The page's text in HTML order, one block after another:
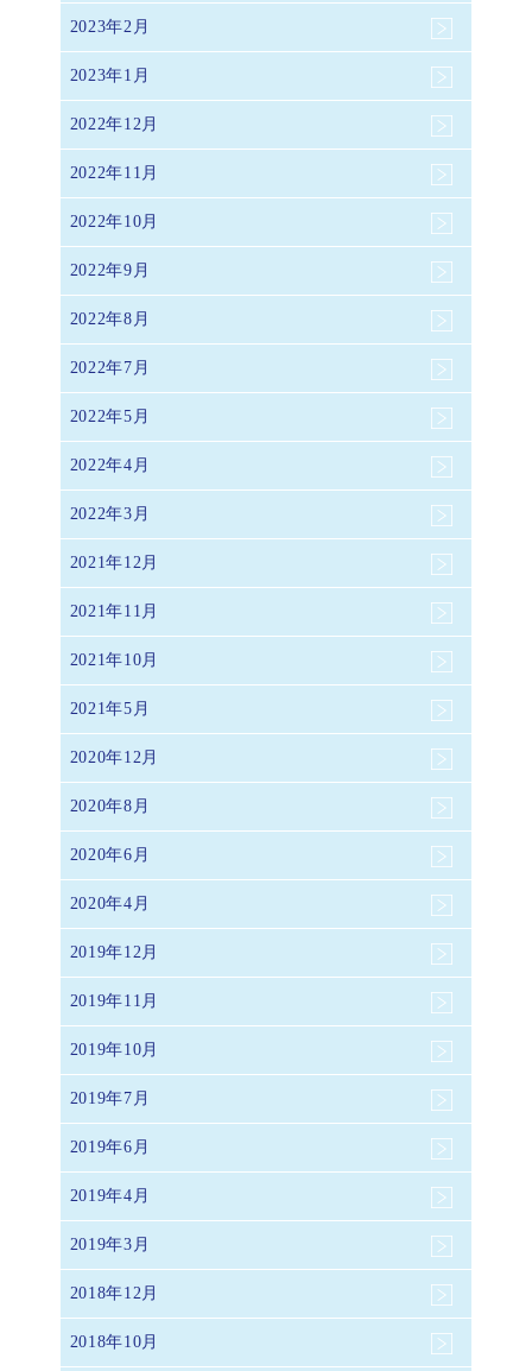
2023年2月
2023年1月
2022年12月
2022年11月
2022年10月
2022年9月
2022年8月
2022年7月
2022年5月
2022年4月
2022年3月
2021年12月
2021年11月
2021年10月
2021年5月
2020年12月
2020年8月
2020年6月
2020年4月
2019年12月
2019年11月
2019年10月
2019年7月
2019年6月
2019年4月
2019年3月
2018年12月
2018年10月